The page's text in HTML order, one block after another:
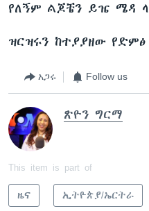
የለኝም ልጆቼን ይዤ ሜዳ
ዝርዝሩን ከተያያዘው
አጋሩ Follow us
ጽዮን ግርማ
This item is part of
ዜና ኢትዮጵያ/ኤርትራ